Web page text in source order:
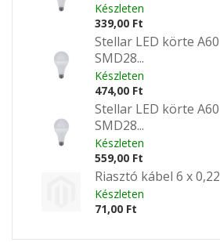
Készleten
339,00 Ft
Stellar LED körte A60
SMD28...
Készleten
474,00 Ft
Stellar LED körte A60
SMD28...
Készleten
559,00 Ft
Riasztó kábel 6 x 0,22
Készleten
71,00 Ft